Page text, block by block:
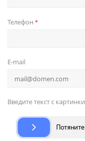
Телефон *
E-mail
Введите текст с картинки